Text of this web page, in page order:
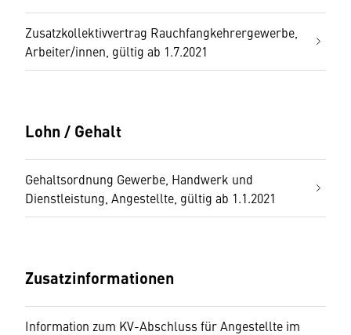
Zusatzkollektivvertrag Rauchfangkehrergewerbe,
Arbeiter/innen, gültig ab 1.7.2021
Lohn / Gehalt
Gehaltsordnung Gewerbe, Handwerk und
Dienstleistung, Angestellte, gültig ab 1.1.2021
Zusatzinformationen
Information zum KV-Abschluss für Angestellte im